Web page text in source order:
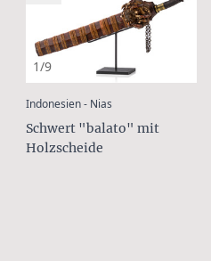
1/9
Indonesien - Nias
Schwert "balato" mit
Holzscheide